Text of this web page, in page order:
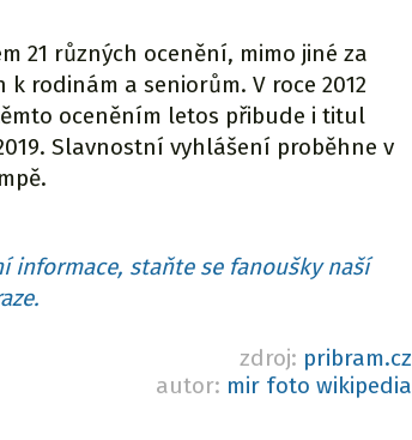
21 různých ocenění, mimo jiné za
rodinám a seniorům. V roce 2012
oceněním letos přibude i titul
Slavnostní vyhlášení proběhne v
informace, staňte se fanoušky naší
zdroj: pribram.cz
autor: mir foto wikipedia